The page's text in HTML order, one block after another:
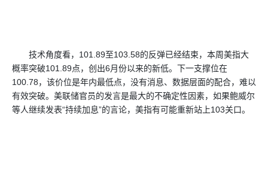
技术角度看，101.89至103.58的反弹已经结束，本周美指大
概率突破101.89点，创出6月份以来的新低。下一支撑位在
100.78，该价位是年内最低点，没有消息、数据层面的配合，难以
有效突破。美联储官员的发言是最大的不确定性因素，如果鲍威尔
等人继续发表“持续加息”的言论，美指有可能重新站上103关口。